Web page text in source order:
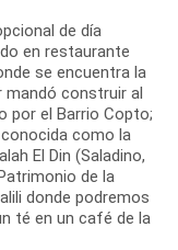
de día
en restaurante
se encuentra la
mandó construir al
por el Barrio Copto;
como la
El Din (Saladino,
de la
donde podremos
té en un café de la